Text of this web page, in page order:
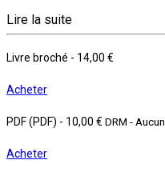
Lire la suite
Livre broché - 14,00 €
Acheter
PDF (PDF) - 10,00 € DRM - Aucun
Acheter